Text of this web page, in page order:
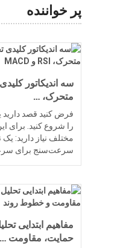
پر خواننده
سه اندیکاتور
متحرک، …
فرض کنید قصد
را شروع کنید. برای
مختلف نیاز دارید:
سرعت‌سنج برای
مفاهیم ابتدایی
حمایت، مقاومت …